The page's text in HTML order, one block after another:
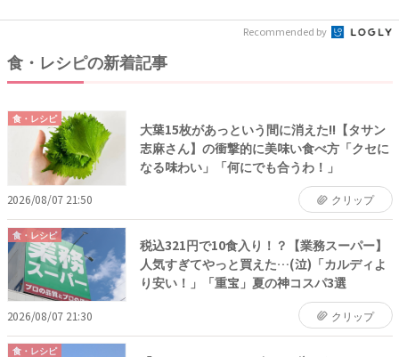
Recommended by
食・レシピの新着記事
食・レシピ
大葉15枚があっという間に消えた!!【タサン
志麻さん】の衝撃的に美味い食べ方「クセに
なる味わい」「何にでも合うわ！」
2026/08/07 21:50 クリップ
食・レシピ
税込321円で10食入り！？【業務スーパー】
人気すぎてやっと買えた…(泣)「カルディよ
り安い！」「重宝」夏の神コスパ3選
2026/08/07 21:30 クリップ
食・レシピ